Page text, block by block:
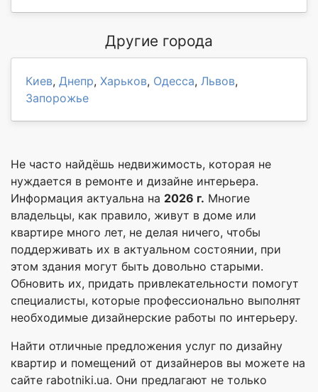
Другие города
Киев, Днепр, Харьков, Одесса, Львов,
Запорожье
Не часто найдёшь недвижимость, которая не
нуждается в ремонте и дизайне интерьера.
Информация актуальна на 2026 г. Многие
владельцы, как правило, живут в доме или
квартире много лет, не делая ничего, чтобы
поддерживать их в актуальном состоянии, при
этом здания могут быть довольно старыми.
Обновить их, придать привлекательности помогут
специалисты, которые профессионально выполнят
необходимые дизайнерские работы по интерьеру.
Найти отличные предложения услуг по дизайну
квартир и помещений от дизайнеров вы можете на
сайте rabotniki.ua. Они предлагают не только